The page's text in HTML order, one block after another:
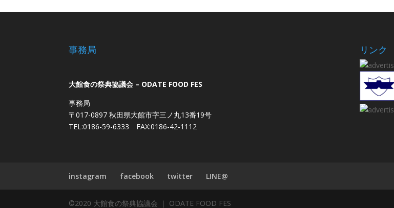
事務局
大館食の祭典協議会 – ODATE FOOD FES
事務局
〒017-0897 秋田県大館市字三ノ丸13番19号
TEL:0186-59-6333 FAX:0186-42-1112
リンク
instagram facebook twitter LINE@
©2020 大館食の祭典協議会 ｜ ODATE FOOD FES